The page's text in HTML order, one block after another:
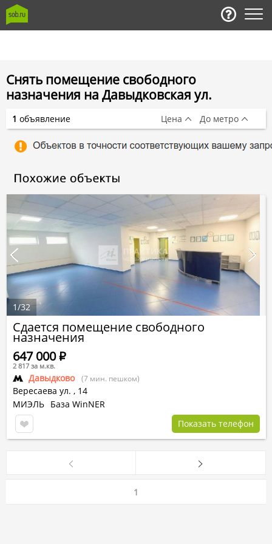
Снять помещение свободного
назначения на Давыдковская ул.
Сдается помещение свободного
назначения
Давыдково (7 мин. пешком)
Вересаева ул. , 14
647 000Р
2 817 за м.кв.
МИЭЛЬ База WinNER
Показать телефон
1/32
1 объявление Цена До метро
1